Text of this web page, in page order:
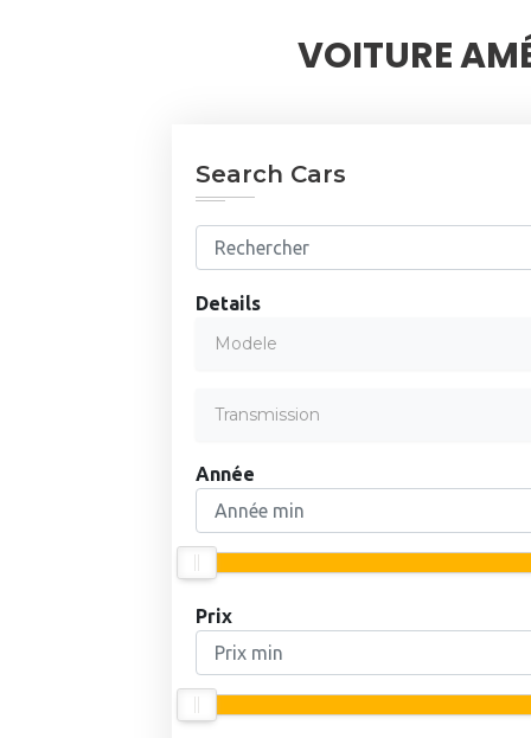
VOITURE
Search Cars
Details
Modele
Transmission
Année
Prix